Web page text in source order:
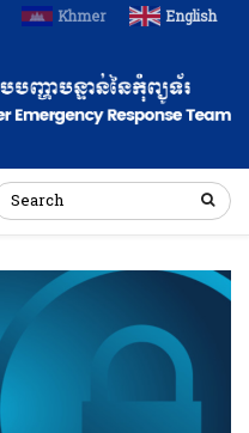
Khmer English